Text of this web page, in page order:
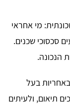
מי אחראי
סכסוכי שכנים.
הנכונה.
בעל
תיאום, ולעיתים